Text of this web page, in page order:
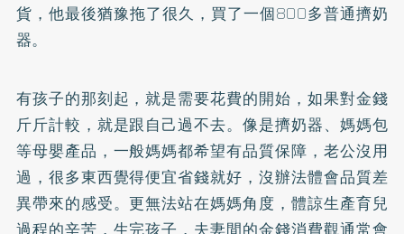
貨，他最後猶豫拖了很久，買了一個800多普通擠奶
器。
有孩子的那刻起，就是需要花費的開始，如果對金錢
斤斤計較，就是跟自己過不去。像是擠奶器、媽媽包
等母嬰產品，一般媽媽都希望有品質保障，老公沒用
過，很多東西覺得便宜省錢就好，沒辦法體會品質差
異帶來的感受。更無法站在媽媽角度，體諒生產育兒
過程的辛苦，生完孩子，夫妻間的金錢消費觀通常會